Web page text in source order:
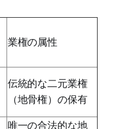
業権の属性
伝統的な二元業権
（地骨権）の保有
唯一の合法的な地